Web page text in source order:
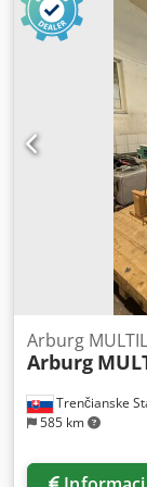
transportera
komplet za
Trenčianske
585 km
Arburg
Arburg